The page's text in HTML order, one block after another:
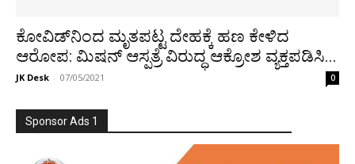
ಕೋವಿಡ್‌ನಿಂದ ಮೃತಪಟ್ಟ ದೇಹಕ್ಕೆ ಹಣ ಕೇಳಿದ
ಆರೋಪ: ಮಿಷನ್ ಆಸ್ಪತ್ರೆ ವಿರುದ್ಧ ಆಕ್ರೋಶ ವ್ಯಕ್ತಪಡಿಸಿ...
JK Desk - 07/05/2021 0
Sponsor Ads 1